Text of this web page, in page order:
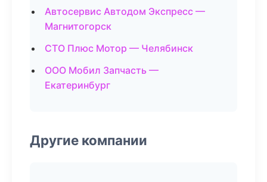
Автосервис Автодом Экспресс —
Магнитогорск
СТО Плюс Мотор — Челябинск
ООО Мобил Запчасть —
Екатеринбург
Другие компании